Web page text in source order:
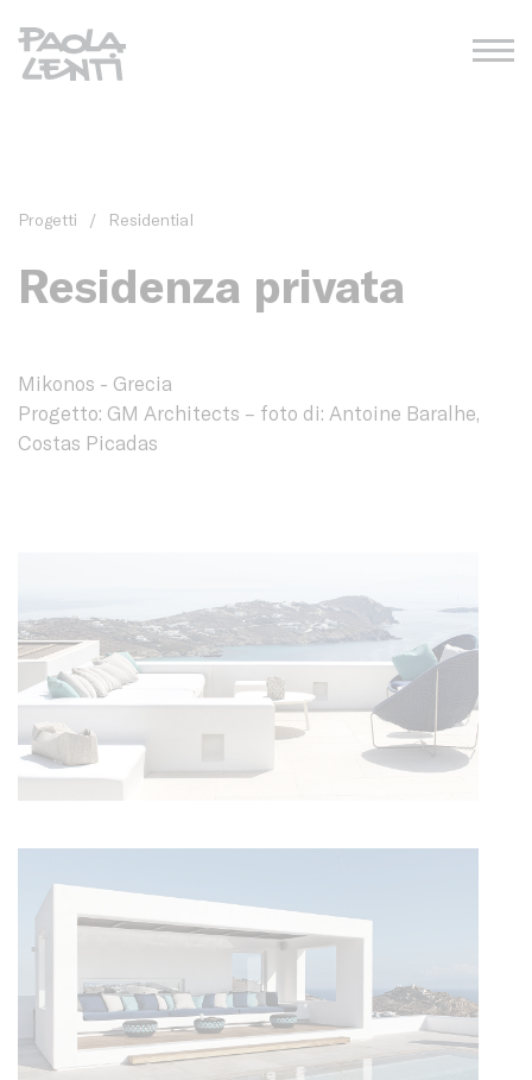
Progetti / Residential
Residenza privata
Mikonos - Grecia
Progetto: GM Architects – foto di: Antoine Baralhe,
Costas Picadas